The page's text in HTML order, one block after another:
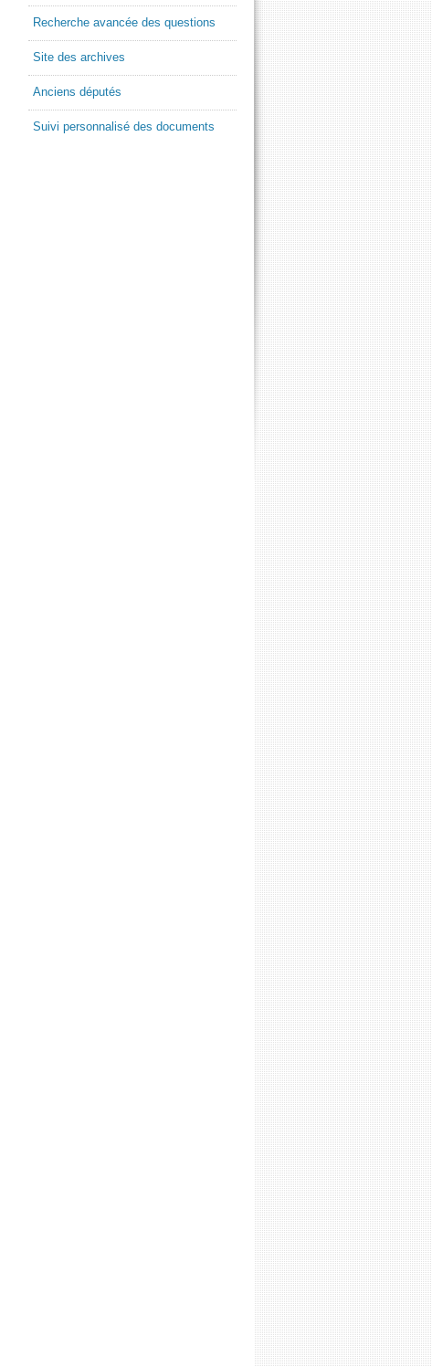
Recherche avancée des questions
Site des archives
Anciens députés
Suivi personnalisé des documents